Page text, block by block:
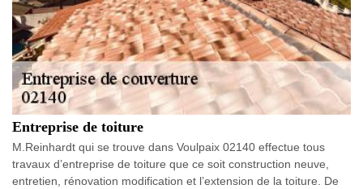
Entreprise de toiture
M.Reinhardt qui se trouve dans Voulpaix 02140 effectue tous
travaux d’entreprise de toiture que ce soit construction neuve,
entretien, rénovation modification et l’extension de la toiture. De